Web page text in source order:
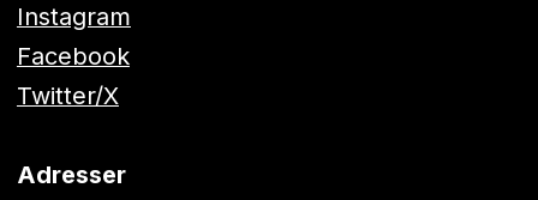
Instagram
Facebook
Twitter/X
Adresser